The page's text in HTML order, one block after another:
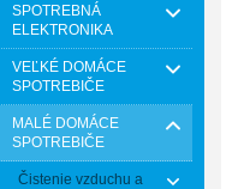
SPOTREBNÁ
ELEKTRONIKA
VEĽKÉ DOMÁCE
SPOTREBIČE
MALÉ DOMÁCE
SPOTREBIČE
Čistenie vzduchu a